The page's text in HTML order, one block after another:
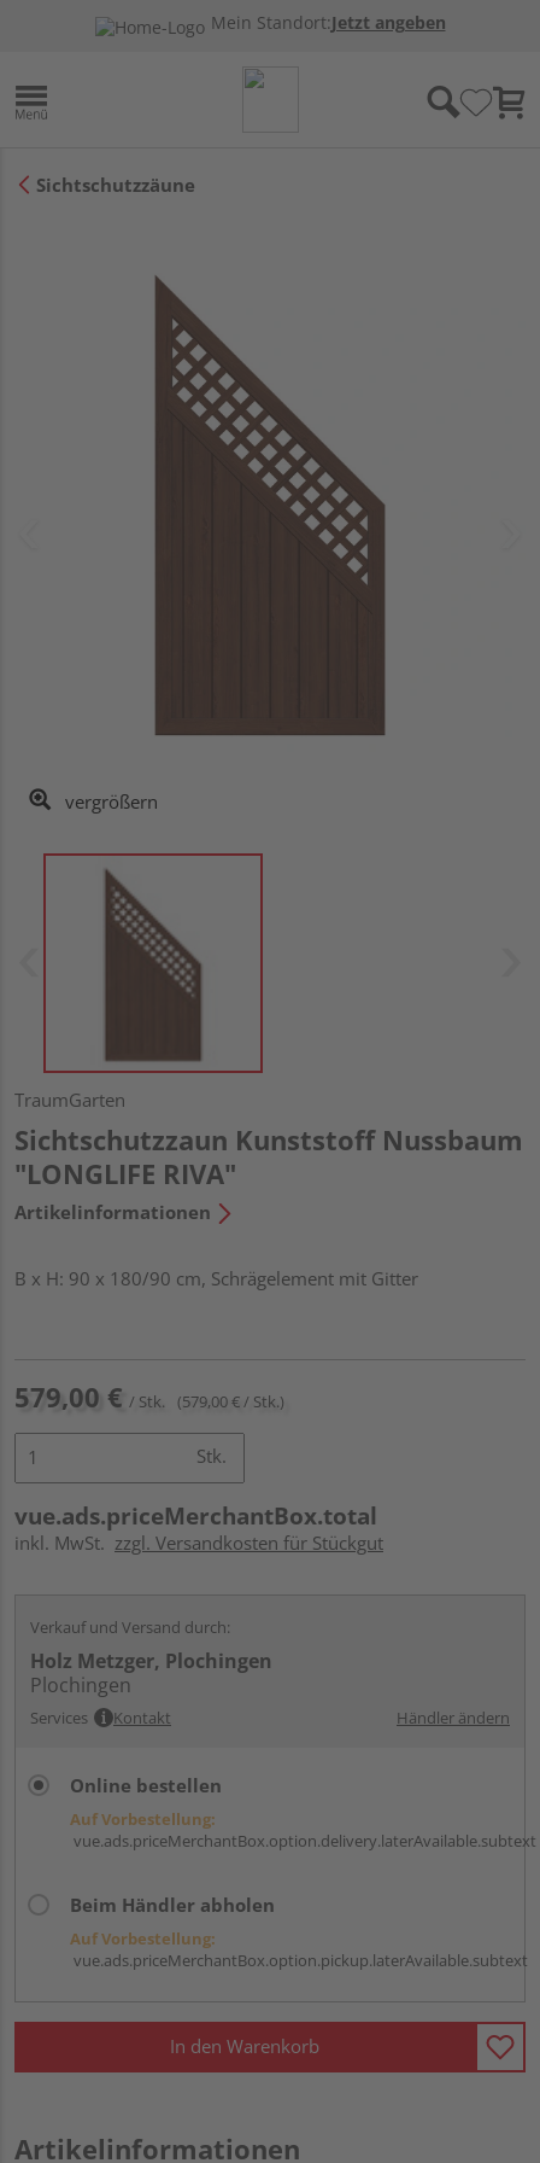
Mein Standort:Jetzt angeben
Sichtschutzzäune
vergrößern
TraumGarten
Sichtschutzzaun Kunststoff Nussbaum
"LONGLIFE RIVA"
Artikelinformationen
B x H: 90 x 180/90 cm, Schrägelement mit Gitter
579,00 € / Stk. (579,00 € / Stk.)
Stk.
vue.ads.priceMerchantBox.total
inkl. MwSt. zzgl. Versandkosten für Stückgut
Verkauf und Versand durch:
Holz Metzger, Plochingen
Plochingen
Services Kontakt Händler ändern
Online bestellen
Auf Vorbestellung:
vue.ads.priceMerchantBox.option.delivery.laterAvailable.subtext
Beim Händler abholen
Auf Vorbestellung:
vue.ads.priceMerchantBox.option.pickup.laterAvailable.subtext
In den Warenkorb
Artikelinformationen